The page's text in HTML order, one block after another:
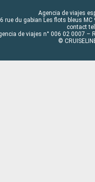
Agencia de viajes
rue du gabian Les flots bleus
contact
de viajes n° 006 02 0007 –
©